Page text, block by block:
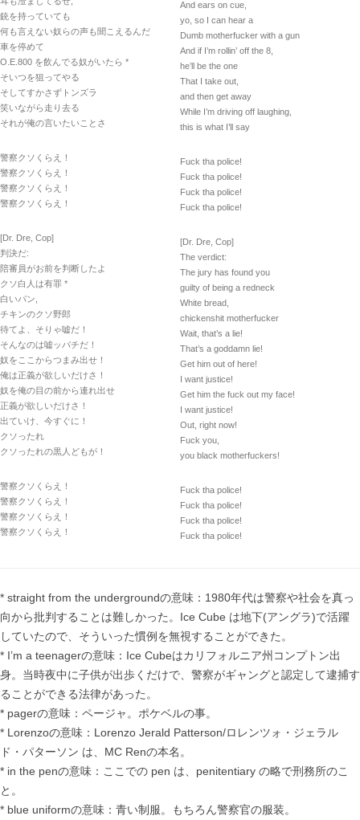
銃を持っていても
何も言えない奴らの声も聞こえるんだ
車を停めて
O.E.800 を飲んでる奴がいたら *
そいつを狙ってやる
そしてすかさずトンズラ
笑いながら走り去る
それが俺の言いたいことさ
警察クソくらえ！
警察クソくらえ！
警察クソくらえ！
警察クソくらえ！
[Dr. Dre, Cop]
判決だ:
陪審員がお前を判断したよ
クソ白人は有罪 *
白いパン,
チキンのクソ野郎
待てよ、そりゃ嘘だ！
そんなのは嘘ッパチだ！
奴をここからつまみ出せ！
俺は正義が欲しいだけさ！
奴を俺の目の前から連れ出せ
正義が欲しいだけさ！
出ていけ、今すぐに！
クソったれ
クソったれの黒人どもが！
警察クソくらえ！
警察クソくらえ！
警察クソくらえ！
警察クソくらえ！
And ears on cue,
yo, so I can hear a
Dumb motherfucker with a gun
And if I’m rollin’ off the 8,
he’ll be the one
That I take out,
and then get away
While I’m driving off laughing,
this is what I’ll say
Fuck tha police!
Fuck tha police!
Fuck tha police!
Fuck tha police!
[Dr. Dre, Cop]
The verdict:
The jury has found you
guilty of being a redneck
White bread,
chickenshit motherfucker
Wait, that’s a lie!
That’s a goddamn lie!
Get him out of here!
I want justice!
Get him the fuck out my face!
I want justice!
Out, right now!
Fuck you,
you black motherfuckers!
Fuck tha police!
Fuck tha police!
Fuck tha police!
Fuck tha police!
* straight from the undergroundの意味：1980年代は警察や社会を真っ
向から批判することは難しかった。Ice Cube は地下(アングラ)で活躍
していたので、そういった慣例を無視することができた。
* I’m a teenagerの意味：Ice Cubeはカリフォルニア州コンプトン出
身。当時夜中に子供が出歩くだけで、警察がギャングと認定して逮捕す
ることができる法律があった。
* pagerの意味：ページャ。ポケベルの事。
* Lorenzoの意味：Lorenzo Jerald Patterson/ロレンツォ・ジェラル
ド・パターソン は、MC Renの本名。
* in the penの意味：ここでの pen は、penitentiary の略で刑務所のこ
と。
* blue uniformの意味：青い制服。もちろん警察官の服装。